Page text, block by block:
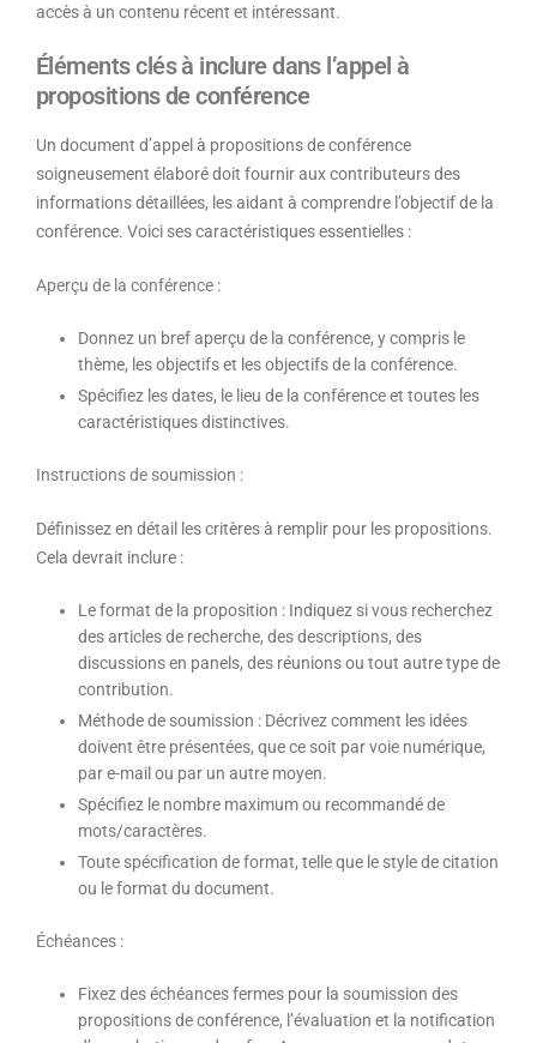
accès à un contenu récent et intéressant.
Éléments clés à inclure dans l’appel à
propositions de conférence
Un document d’appel à propositions de conférence
soigneusement élaboré doit fournir aux contributeurs des
informations détaillées, les aidant à comprendre l’objectif de la
conférence. Voici ses caractéristiques essentielles :
Aperçu de la conférence :
Donnez un bref aperçu de la conférence, y compris le
thème, les objectifs et les objectifs de la conférence.
Spécifiez les dates, le lieu de la conférence et toutes les
caractéristiques distinctives.
Instructions de soumission :
Définissez en détail les critères à remplir pour les propositions.
Cela devrait inclure :
Le format de la proposition : Indiquez si vous recherchez
des articles de recherche, des descriptions, des
discussions en panels, des réunions ou tout autre type de
contribution.
Méthode de soumission : Décrivez comment les idées
doivent être présentées, que ce soit par voie numérique,
par e-mail ou par un autre moyen.
Spécifiez le nombre maximum ou recommandé de
mots/caractères.
Toute spécification de format, telle que le style de citation
ou le format du document.
Échéances :
Fixez des échéances fermes pour la soumission des
propositions de conférence, l’évaluation et la notification